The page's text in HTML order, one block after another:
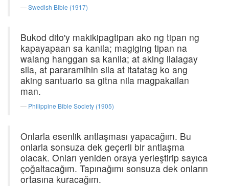
Swedish Bible (1917)
Bukod dito'y makikipagtipan ako ng tipan ng
kapayapaan sa kanila; magiging tipan na
walang hanggan sa kanila; at aking ilalagay
sila, at pararamihin sila at itatatag ko ang
aking santuario sa gitna nila magpakailan
man.
Philippine Bible Society (1905)
Onlarla esenlik antlaşması yapacağım. Bu
onlarla sonsuza dek geçerli bir antlaşma
olacak. Onları yeniden oraya yerleştirip sayıca
çoğaltacağım. Tapınağımı sonsuza dek onların
ortasına kuracağım.